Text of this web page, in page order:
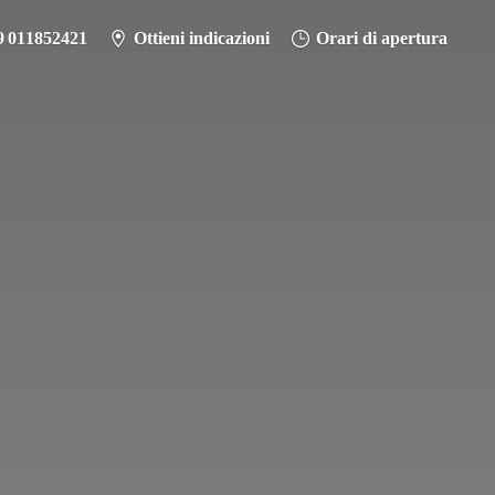
011852421 Ottieni indicazioni Orari di apertura